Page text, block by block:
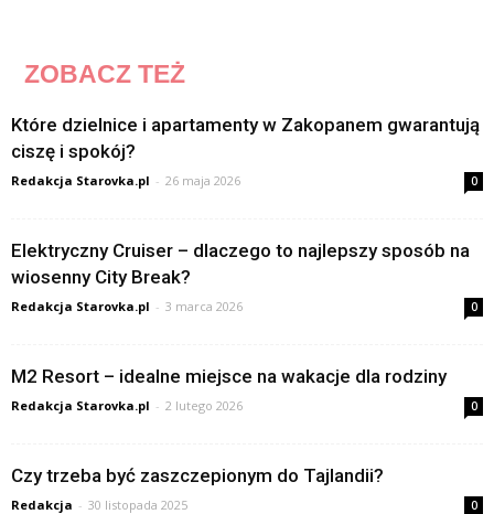
ZOBACZ TEŻ
Które dzielnice i apartamenty w Zakopanem gwarantują
ciszę i spokój?
Redakcja Starovka.pl - 26 maja 2026 0
Elektryczny Cruiser – dlaczego to najlepszy sposób na
wiosenny City Break?
Redakcja Starovka.pl - 3 marca 2026 0
M2 Resort – idealne miejsce na wakacje dla rodziny
Redakcja Starovka.pl - 2 lutego 2026 0
Czy trzeba być zaszczepionym do Tajlandii?
Redakcja - 30 listopada 2025 0